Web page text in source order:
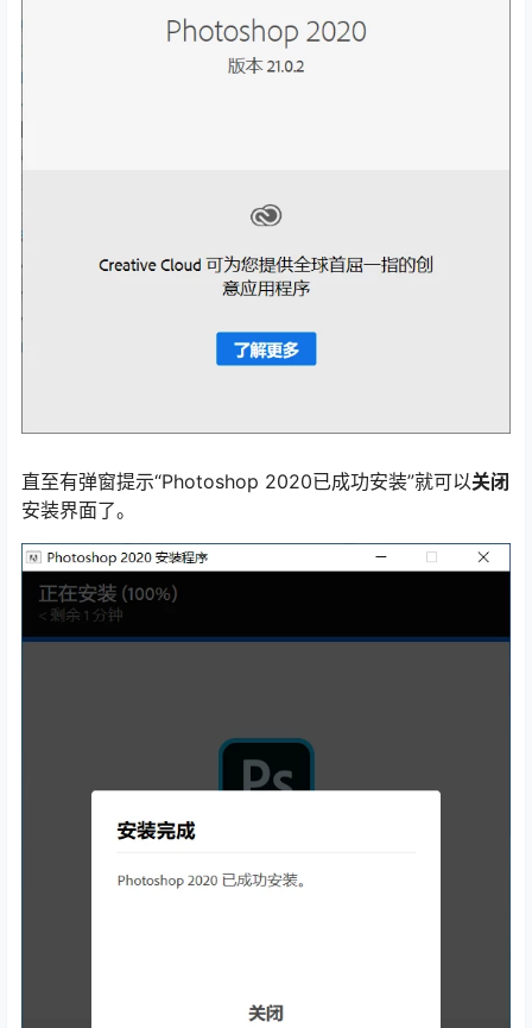
直至有弹窗提示“Photoshop 2020已成功安装”就可以关闭
安装界面了。